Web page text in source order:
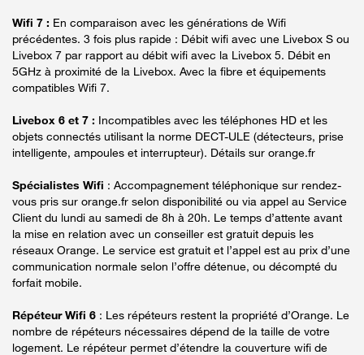
Wifi 7 : En comparaison avec les générations de Wifi
précédentes. 3 fois plus rapide : Débit wifi avec une Livebox S ou
Livebox 7 par rapport au débit wifi avec la Livebox 5. Débit en
5GHz à proximité de la Livebox. Avec la fibre et équipements
compatibles Wifi 7.
Livebox 6 et 7 : Incompatibles avec les téléphones HD et les
objets connectés utilisant la norme DECT-ULE (détecteurs, prise
intelligente, ampoules et interrupteur). Détails sur orange.fr
Spécialistes Wifi : Accompagnement téléphonique sur rendez-
vous pris sur orange.fr selon disponibilité ou via appel au Service
Client du lundi au samedi de 8h à 20h. Le temps d’attente avant
la mise en relation avec un conseiller est gratuit depuis les
réseaux Orange. Le service est gratuit et l’appel est au prix d’une
communication normale selon l’offre détenue, ou décompté du
forfait mobile.
Répéteur Wifi 6 : Les répéteurs restent la propriété d’Orange. Le
nombre de répéteurs nécessaires dépend de la taille de votre
logement. Le répéteur permet d’étendre la couverture wifi de